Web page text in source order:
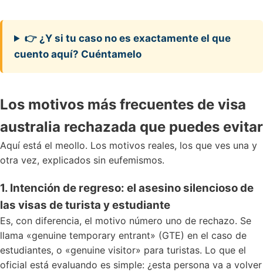
👉 ¿Y si tu caso no es exactamente el que
cuento aquí? Cuéntamelo
Los motivos más frecuentes de visa
australia rechazada que puedes evitar
Aquí está el meollo. Los motivos reales, los que ves una y
otra vez, explicados sin eufemismos.
1. Intención de regreso: el asesino silencioso de
las visas de turista y estudiante
Es, con diferencia, el motivo número uno de rechazo. Se
llama «genuine temporary entrant» (GTE) en el caso de
estudiantes, o «genuine visitor» para turistas. Lo que el
oficial está evaluando es simple: ¿esta persona va a volver